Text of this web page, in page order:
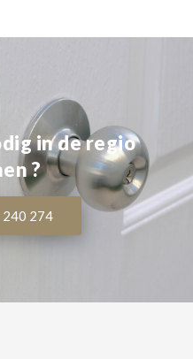
in de regio
?
274